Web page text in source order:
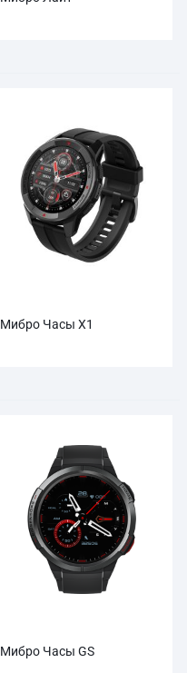
Мибро Часы X1
Мибро Часы GS